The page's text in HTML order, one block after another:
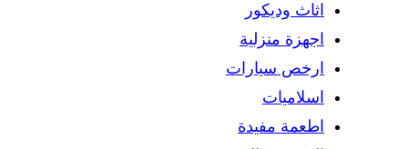
اثاث وديكور
اجهزة منزلية
ارخص سيارات
اسلاميات
اطعمة مفيدة